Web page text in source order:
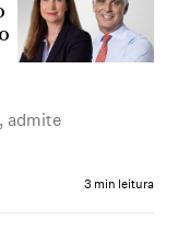
admite
3 min leitura